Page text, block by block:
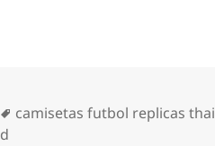
Etiquetas
camisetas futbol replicas thai